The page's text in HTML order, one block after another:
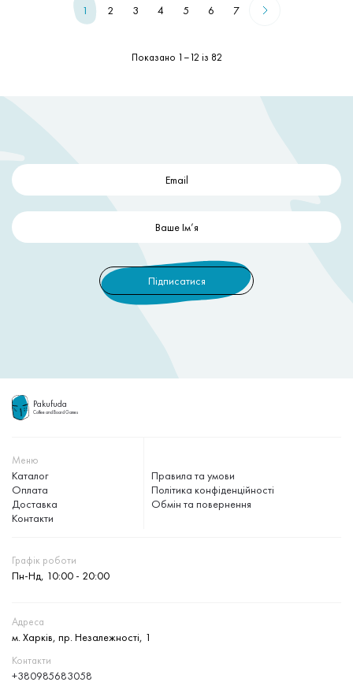
1 2 3 4 5 6 7
Показано 1–12 із 82
Pakufuda
Coffee and Board Games
Меню
Каталог
Оплата
Доставка
Контакти
Правила та умови
Політика конфіденційності
Обмін та повернення
Графік роботи
Пн-Нд, 10:00 - 20:00
Адреса
м. Харків, пр. Незалежності, 1
Контакти
+380985683058